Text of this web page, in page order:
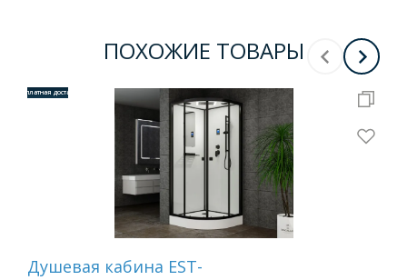
ПОХОЖИЕ ТОВАРЫ
Бесплатная доставка
Душевая кабина EST-
Бесплатная